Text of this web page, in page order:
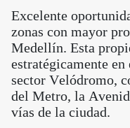
Excelente
zonas con mayor
Medellín. Esta
estratégicamente
sector Velódromo,
del Metro, la
vías de la ciudad.